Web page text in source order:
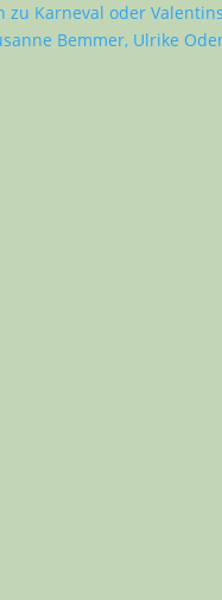
zu Karneval oder
Bemmer, Ulrike